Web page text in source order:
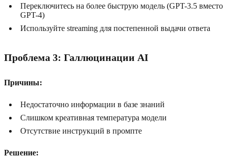
Переключитесь на более быструю модель (GPT-3.5 вместо
GPT-4)
Используйте streaming для постепенной выдачи ответа
Проблема 3: Галлюцинации AI
Причины:
Недостаточно информации в базе знаний
Слишком креативная температура модели
Отсутствие инструкций в промпте
Решение: